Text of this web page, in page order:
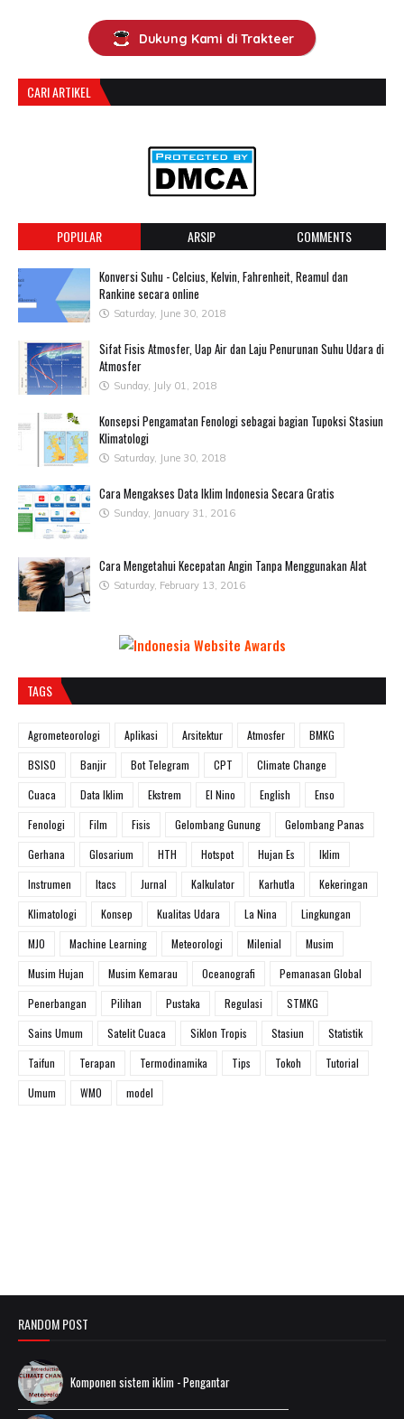
Dukung Kami di Trakteer
CARI ARTIKEL
POPULAR ARSIP COMMENTS
Konversi Suhu - Celcius, Kelvin, Fahrenheit, Reamul dan
Rankine secara online
Saturday, June 30, 2018
Sifat Fisis Atmosfer, Uap Air dan Laju Penurunan Suhu Udara di
Atmosfer
Sunday, July 01, 2018
Konsepsi Pengamatan Fenologi sebagai bagian Tupoksi Stasiun
Klimatologi
Saturday, June 30, 2018
Cara Mengakses Data Iklim Indonesia Secara Gratis
Sunday, January 31, 2016
Cara Mengetahui Kecepatan Angin Tanpa Menggunakan Alat
Saturday, February 13, 2016
TAGS
Agrometeorologi Aplikasi Arsitektur Atmosfer
BMKG
BSISO
Banjir Bot Telegram CPT
Climate Change
Cuaca
Data Iklim Ekstrem El Nino English
Enso
Fenologi
Film Fisis Gelombang Gunung
Gelombang Panas
Gerhana
Glosarium HTH Hotspot Hujan Es
Iklim
Instrumen
Itacs Jurnal Kalkulator Karhutla
Kekeringan
Klimatologi
Konsep Kualitas Udara La Nina
Lingkungan
MJO
Machine Learning Meteorologi Milenial
Musim
Musim Hujan
Musim Kemarau Oceanografi
Pemanasan Global
Penerbangan
Pilihan Pustaka Regulasi
STMKG
Sains Umum
Satelit Cuaca Siklon Tropis Stasiun
Statistik
Taifun
Terapan Termodinamika Tips Tokoh
Tutorial
Umum
WMO model
RANDOM POST
Komponen sistem iklim - Pengantar